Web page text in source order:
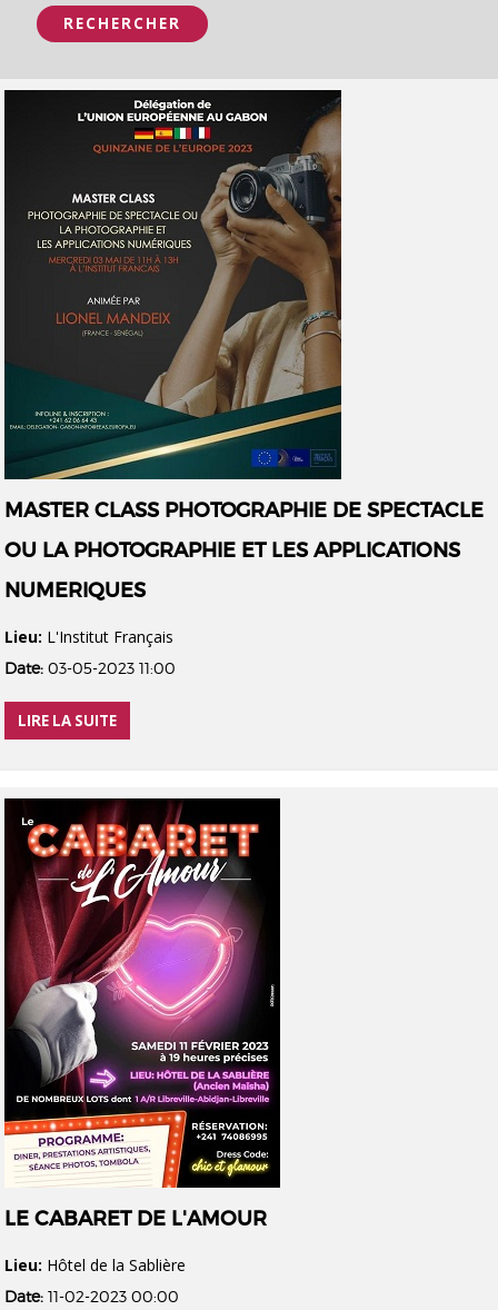
MASTER CLASS PHOTOGRAPHIE DE SPECTACLE
OU LA PHOTOGRAPHIE ET LES APPLICATIONS
NUMERIQUES
Lieu: L'Institut Français
Date: 03-05-2023 11:00
LIRE LA SUITE
LE CABARET DE L'AMOUR
Lieu: Hôtel de la Sablière
Date: 11-02-2023 00:00